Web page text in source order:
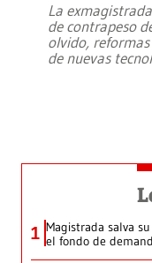
La
de contrapeso
olvido,
de nuevas
1 Magistrada salva
el fondo de